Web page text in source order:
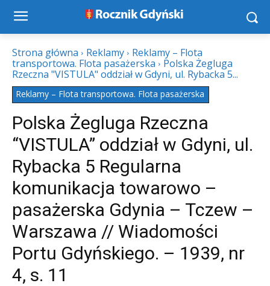
Strona główna Reklamy
Reklamy – Flota
transportowa. Flota pasażerska
Polska Żegluga
Rzeczna "VISTULA" oddział w Gdyni, ul. Rybacka 5...
Reklamy – Flota transportowa. Flota pasażerska
Polska Żegluga Rzeczna
“VISTULA” oddział w Gdyni, ul.
Rybacka 5 Regularna
komunikacja towarowo –
pasażerska Gdynia – Tczew –
Warszawa // Wiadomości
Portu Gdyńskiego. – 1939, nr
4, s. 11